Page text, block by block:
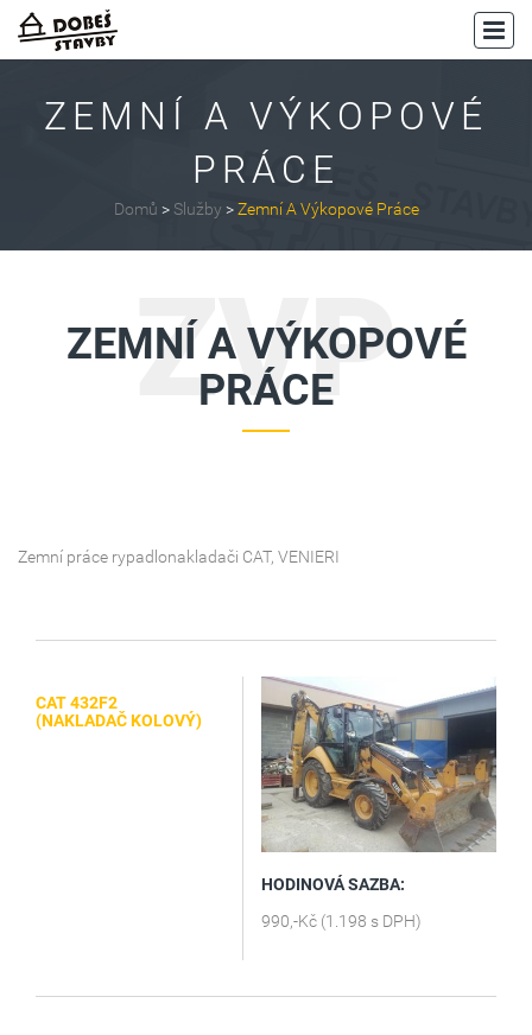
ZEMNÍ A VÝKOPOVÉ
PRÁCE
Domů > Služby >Zemní A Výkopové Práce
ZEMNÍ A VÝKOPOVÉ
PRÁCE
ZVP
Zemní práce rypadlonakladači CAT, VENIERI
CAT 432F2
(NAKLADAČ KOLOVÝ)
HODINOVÁ SAZBA:
990,-Kč (1.198 s DPH)